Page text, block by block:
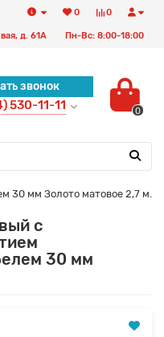
0
0
д. 61А Пн-Вс: 8:00-18:00
звонок
530-11-11 0
30 мм Золото матовое 2,7 м.
с
30 мм